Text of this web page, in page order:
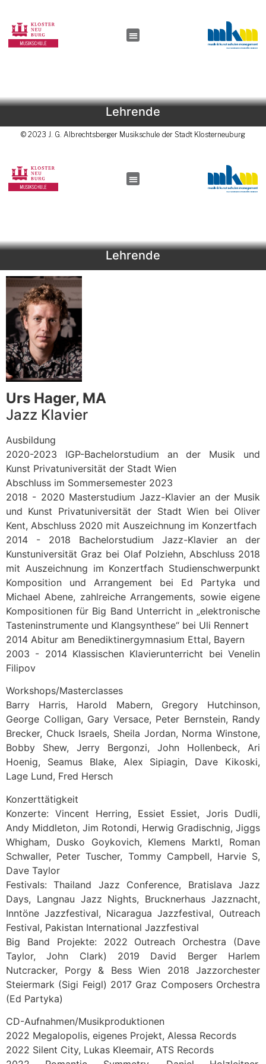
Lehrende
© 2023 J. G. Albrechtsberger Musikschule der Stadt Klosterneuburg
Lehrende
Urs Hager, MA
Jazz Klavier
Ausbildung
2020-2023 IGP-Bachelorstudium an der Musik und
Kunst Privatuniversität der Stadt Wien
Abschluss im Sommersemester 2023
2018 - 2020 Masterstudium Jazz-Klavier an der Musik
und Kunst Privatuniversität der Stadt Wien bei Oliver
Kent, Abschluss 2020 mit Auszeichnung im Konzertfach
2014 - 2018 Bachelorstudium Jazz-Klavier an der
Kunstuniversität Graz bei Olaf Polziehn, Abschluss 2018
mit Auszeichnung im Konzertfach Studienschwerpunkt
Komposition und Arrangement bei Ed Partyka und
Michael Abene, zahlreiche Arrangements, sowie eigene
Kompositionen für Big Band Unterricht in „elektronische
Tasteninstrumente und Klangsynthese“ bei Uli Rennert
2014 Abitur am Benediktinergymnasium Ettal, Bayern
2003 - 2014 Klassischen Klavierunterricht bei Venelin
Filipov
Workshops/Masterclasses
Barry Harris, Harold Mabern, Gregory Hutchinson,
George Colligan, Gary Versace, Peter Bernstein, Randy
Brecker, Chuck Israels, Sheila Jordan, Norma Winstone,
Bobby Shew, Jerry Bergonzi, John Hollenbeck, Ari
Hoenig, Seamus Blake, Alex Sipiagin, Dave Kikoski,
Lage Lund, Fred Hersch
Konzerttätigkeit
Konzerte: Vincent Herring, Essiet Essiet, Joris Dudli,
Andy Middleton, Jim Rotondi, Herwig Gradischnig, Jiggs
Whigham, Dusko Goykovich, Klemens Marktl, Roman
Schwaller, Peter Tuscher, Tommy Campbell, Harvie S,
Dave Taylor
Festivals: Thailand Jazz Conference, Bratislava Jazz
Days, Langnau Jazz Nights, Brucknerhaus Jazznacht,
Inntöne Jazzfestival, Nicaragua Jazzfestival, Outreach
Festival, Pakistan International Jazzfestival
Big Band Projekte: 2022 Outreach Orchestra (Dave
Taylor, John Clark) 2019 David Berger Harlem
Nutcracker, Porgy & Bess Wien 2018 Jazzorchester
Steiermark (Sigi Feigl) 2017 Graz Composers Orchestra
(Ed Partyka)
CD-Aufnahmen/Musikproduktionen
2022 Megalopolis, eigenes Projekt, Alessa Records
2022 Silent City, Lukas Kleemair, ATS Records